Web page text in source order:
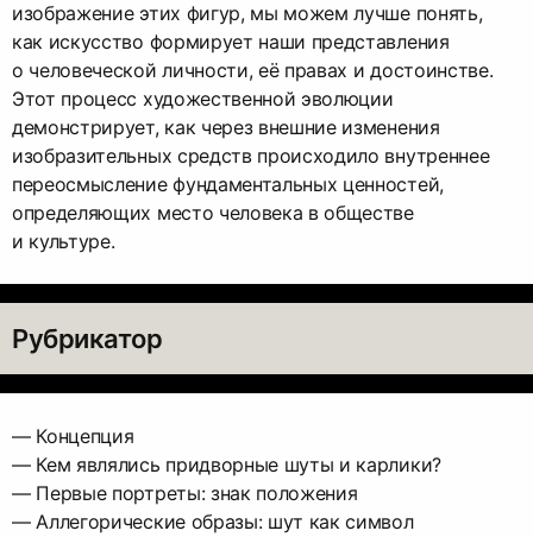
изображение этих фигур, мы можем лучше понять,
как искусство формирует наши представления
о человеческой личности, её правах и достоинстве.
Этот процесс художественной эволюции
демонстрирует, как через внешние изменения
изобразительных средств происходило внутреннее
переосмысление фундаментальных ценностей,
определяющих место человека в обществе
и культуре.
Рубрикатор
— Концепция
— Кем являлись придворные шуты и карлики?
— Первые портреты: знак положения
— Аллегорические образы: шут как символ